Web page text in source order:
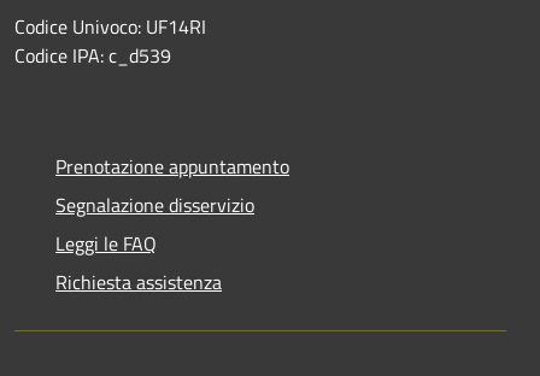
Codice Univoco: UF14RI
Codice IPA: c_d539
Prenotazione appuntamento
Segnalazione disservizio
Leggi le FAQ
Richiesta assistenza